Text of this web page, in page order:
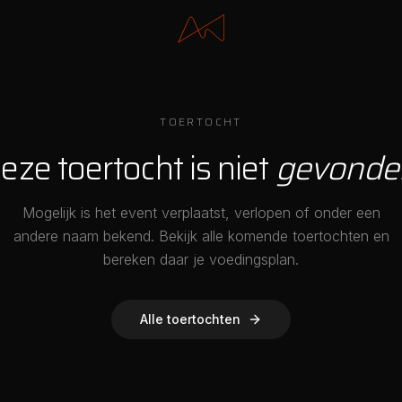
TOERTOCHT
toertocht is niet
Mogelijk is het event verplaatst, verlopen of onder een
andere naam bekend. Bekijk alle komende toertochten en
bereken daar je voedingsplan.
Alle toertochten